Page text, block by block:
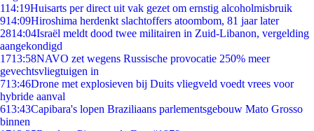
114:19Huisarts per direct uit vak gezet om ernstig alcoholmisbruik
914:09Hiroshima herdenkt slachtoffers atoombom, 81 jaar later
2814:04Israël meldt dood twee militairen in Zuid-Libanon, vergelding
aangekondigd
1713:58NAVO zet wegens Russische provocatie 250% meer
gevechtsvliegtuigen in
713:46Drone met explosieven bij Duits vliegveld voedt vrees voor
hybride aanval
613:43Capibara's lopen Braziliaans parlementsgebouw Mato Grosso
binnen